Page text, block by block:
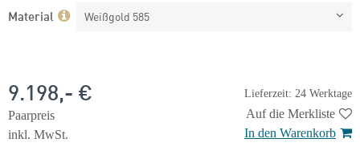
Material Weißgold 585
Lieferzeit: 24 Werktage
9.198,- €
Paarpreis
inkl. MwSt.
Auf die Merkliste
In den Warenkorb